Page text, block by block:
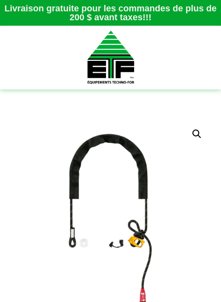
Livraison gratuite pour les commandes de plus de
200 $ avant taxes!!!